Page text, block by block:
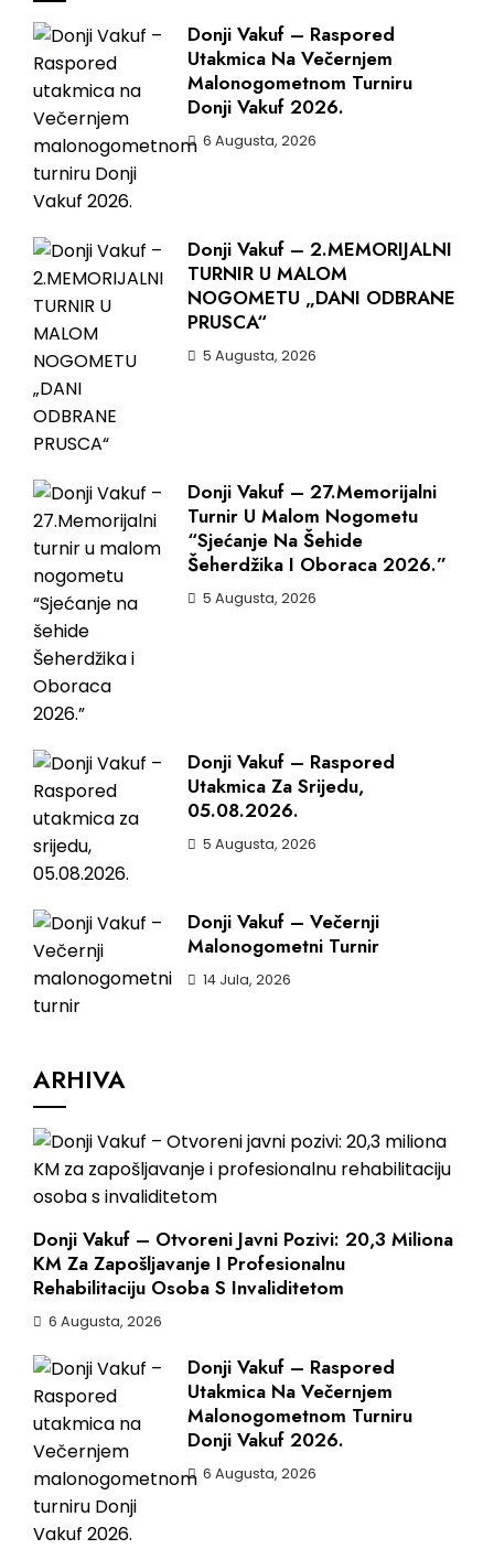
Donji Vakuf – Raspored
Utakmica Na Večernjem
Malonogometnom Turniru
Donji Vakuf 2026.
6 Augusta, 2026
Donji Vakuf – 2.MEMORIJALNI
TURNIR U MALOM
NOGOMETU „DANI ODBRANE
PRUSCA“
5 Augusta, 2026
Donji Vakuf – 27.Memorijalni
Turnir U Malom Nogometu
“Sjećanje Na Šehide
Šeherdžika I Oboraca 2026.”
5 Augusta, 2026
Donji Vakuf – Raspored
Utakmica Za Srijedu,
05.08.2026.
5 Augusta, 2026
Donji Vakuf – Večernji
Malonogometni Turnir
14 Jula, 2026
ARHIVA
Donji Vakuf – Otvoreni Javni Pozivi: 20,3 Miliona
KM Za Zapošljavanje I Profesionalnu
Rehabilitaciju Osoba S Invaliditetom
6 Augusta, 2026
Donji Vakuf – Raspored
Utakmica Na Večernjem
Malonogometnom Turniru
Donji Vakuf 2026.
6 Augusta, 2026